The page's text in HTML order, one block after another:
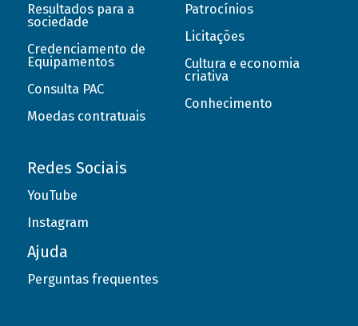
Resultados para a
sociedade
Credenciamento de
Equipamentos
Consulta PAC
Moedas contratuais
Patrocínios
Licitações
Cultura e economia
criativa
Conhecimento
Redes Sociais
YouTube
Instagram
Ajuda
Perguntas frequentes